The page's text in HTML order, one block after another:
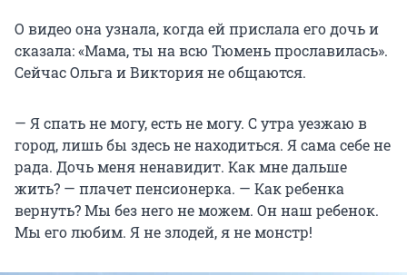
О видео она узнала, когда ей прислала его дочь и
сказала: «Мама, ты на всю Тюмень прославилась».
Сейчас Ольга и Виктория не общаются.
— Я спать не могу, есть не могу. С утра уезжаю в
город, лишь бы здесь не находиться. Я сама себе не
рада. Дочь меня ненавидит. Как мне дальше
жить? — плачет пенсионерка. — Как ребенка
вернуть? Мы без него не можем. Он наш ребенок.
Мы его любим. Я не злодей, я не монстр!